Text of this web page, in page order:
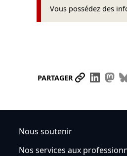
Vous possédez des
PARTAGER Partager
Nous soutenir
Nos services aux